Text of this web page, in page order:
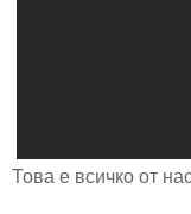
Това е всичко от